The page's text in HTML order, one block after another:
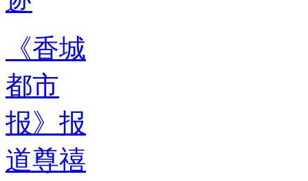
《香城
都市
报》报
道尊禧